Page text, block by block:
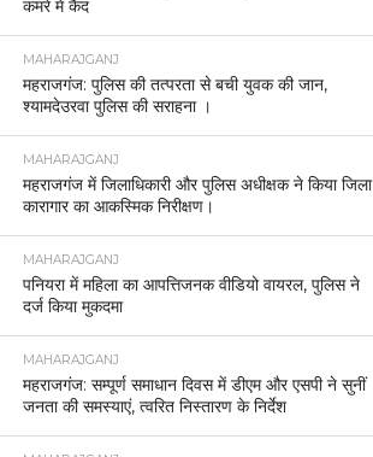
कमरे में कैद
MAHARAJGANJ
महराजगंज: पुलिस की तत्परता से बची युवक की जान,
श्यामदेउरवा पुलिस की सराहना ।
MAHARAJGANJ
महराजगंज में जिलाधिकारी और पुलिस अधीक्षक ने किया जिला
कारागार का आकस्मिक निरीक्षण।
MAHARAJGANJ
पनियरा में महिला का आपत्तिजनक वीडियो वायरल, पुलिस ने
दर्ज किया मुकदमा
MAHARAJGANJ
महराजगंज: सम्पूर्ण समाधान दिवस में डीएम और एसपी ने सुनीं
जनता की समस्याएं, त्वरित निस्तारण के निर्देश